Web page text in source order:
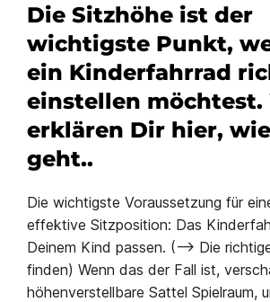
Die Sitzhöhe ist der
wichtigste Punkt,
ein Kinderfahrrad
einstellen möchtest.
erklären Dir hier,
geht..
Die wichtigste Voraussetzung für
effektive Sitzposition: Das
Deinem Kind passen. (–> Die
finden) Wenn das der Fall ist,
höhenverstellbare Sattel Spielraum,